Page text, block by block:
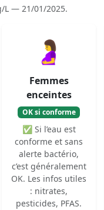
L — 21/01/2025.
🤰
Femmes
enceintes
OK si conforme
✅ Si l’eau est
conforme et sans
alerte bactério,
c’est généralement
OK. Les infos utiles
: nitrates,
pesticides, PFAS.